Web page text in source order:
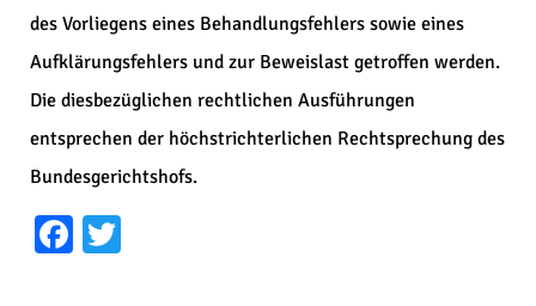
des Vorliegens eines Behandlungsfehlers sowie eines
Aufklärungsfehlers und zur Beweislast getroffen werden.
Die diesbezüglichen rechtlichen Ausführungen
entsprechen der höchstrichterlichen Rechtsprechung des
Bundesgerichtshofs.
Facebook